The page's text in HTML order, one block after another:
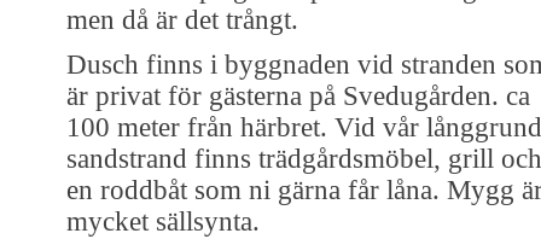
men då är det trångt.
Dusch finns i byggnaden vid stranden
är privat för gästerna på Svedugården. ca
100 meter från härbret. Vid vår
sandstrand finns trädgårdsmöbel, grill och
en roddbåt som ni gärna får låna. Mygg
mycket sällsynta.